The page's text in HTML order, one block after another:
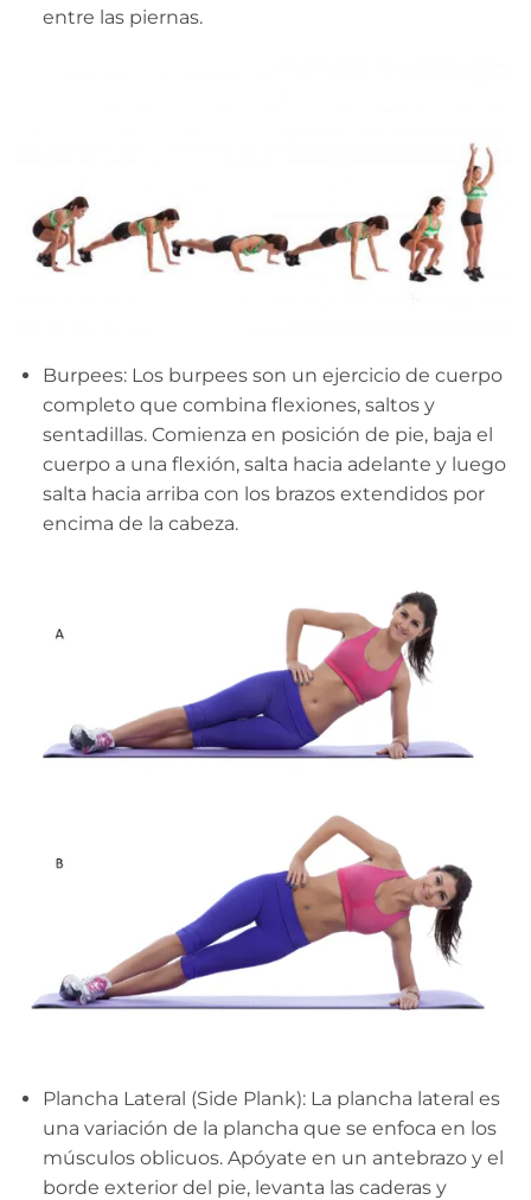
entre las piernas.
Burpees: Los burpees son un ejercicio de cuerpo
completo que combina flexiones, saltos y
sentadillas. Comienza en posición de pie, baja el
cuerpo a una flexión, salta hacia adelante y luego
salta hacia arriba con los brazos extendidos por
encima de la cabeza.
Plancha Lateral (Side Plank): La plancha lateral es
una variación de la plancha que se enfoca en los
músculos oblicuos. Apóyate en un antebrazo y el
borde exterior del pie, levanta las caderas y